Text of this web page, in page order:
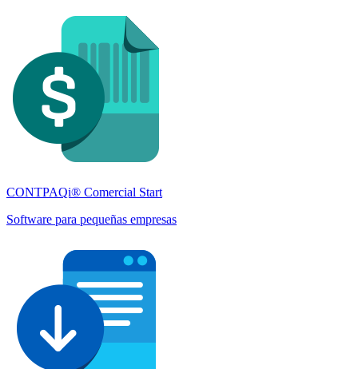
CONTPAQi® Comercial Start
Software para pequeñas empresas